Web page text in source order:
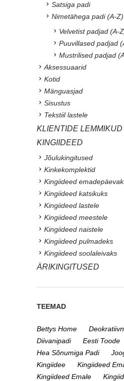
Satsiga padi
Nimetähega padi (A-Z)
Velvetist padjad (A-
Puuvillased padjad
Mustrilised padjad
Aksessuaarid
Kotid
Mänguasjad
Sisustus
Tekstiil lastele
KLIENTIDE LEMMIKUD
KINGIIDEED
Jõulukingitused
Kinkekomplektid
Kingiideed
Kingiideed katsikuks
Kingiideed lastele
Kingiideed meestele
Kingiideed naistele
Kingiideed pulmadeks
Kingiideed soolaleivaks
ÄRIKINGITUSED
TEEMAD
Bettys Home
Diivanipadi
Eesti Toode
Hea Sõnumiga Padi
Kingiidee
Kingiideed
Kingiideed Emale